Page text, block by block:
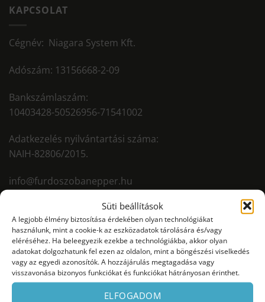
Süti beállítások
A legjobb élmény biztosítása érdekében olyan technológiákat
használunk, mint a cookie-k az eszközadatok tárolására és/vagy
eléréséhez. Ha beleegyezik ezekbe a technológiákba, akkor olyan
adatokat dolgozhatunk fel ezen az oldalon, mint a böngészési viselkedés
vagy az egyedi azonosítók. A hozzájárulás megtagadása vagy
visszavonása bizonyos funkciókat és funkciókat hátrányosan érinthet.
ELFOGADOM
KAPCSOLAT
Cégnév: Niagara System Kft.
Adószám: 13156668-2-09
Bankszámlaszám:
10403428-50526956-71541002
Adatkezelés nyilvántartási száma:
NAIH-82806/2015.
info@furdoszobanepper.hu
4030 Debrecen, Mikepércsi út 132.